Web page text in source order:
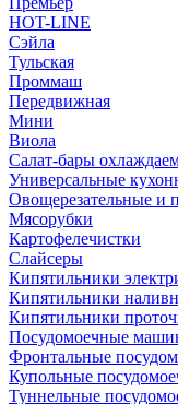
HOT-LINE
Сэйла
Тульская
Проммаш
Передвижная
Мини
Виола
Салат-бары
Универсальные
Овощерезательные и
Мясорубки
Картофелечистки
Слайсеры
Кипятильники
Кипятильники
Кипятильники
Посудомоечные
Фронтальные
Купольные
Туннельные